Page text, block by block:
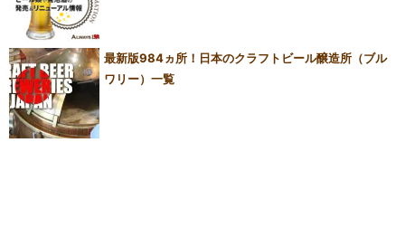
最新版984ヵ所！日本のクラフトビール醸造所（ブル
ワリー）一覧